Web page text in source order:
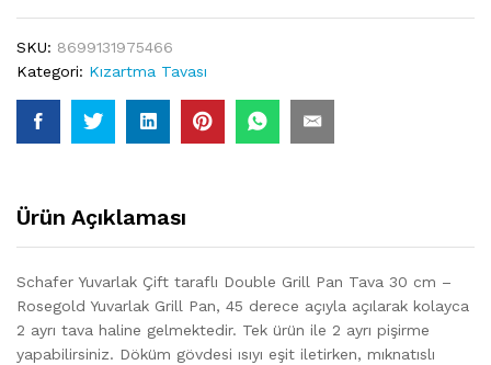
Cm
Rosegold
quantity
SKU: 8699131975466
Kategori: Kızartma Tavası
Ürün Açıklaması
Schafer Yuvarlak Çift taraflı Double Grill Pan Tava 30 cm –
Rosegold Yuvarlak Grill Pan, 45 derece açıyla açılarak kolayca
2 ayrı tava haline gelmektedir. Tek ürün ile 2 ayrı pişirme
yapabilirsiniz. Döküm gövdesi ısıyı eşit iletirken, mıknatıslı